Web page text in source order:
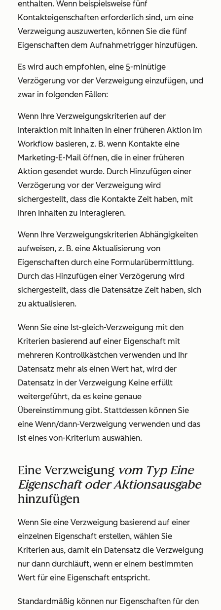
enthalten. Wenn beispielsweise fünf
Kontakteigenschaften erforderlich sind, um eine
Verzweigung auszuwerten, können Sie die fünf
Eigenschaften dem Aufnahmetrigger hinzufügen.
Es wird auch empfohlen, eine 5-minütige
Verzögerung vor der Verzweigung einzufügen, und
zwar in folgenden Fällen:
Wenn Ihre Verzweigungskriterien auf der
Interaktion mit Inhalten in einer früheren Aktion im
Workflow basieren, z. B. wenn Kontakte eine
Marketing-E-Mail öffnen, die in einer früheren
Aktion gesendet wurde. Durch Hinzufügen einer
Verzögerung vor der Verzweigung wird
sichergestellt, dass die Kontakte Zeit haben, mit
Ihren Inhalten zu interagieren.
Wenn Ihre Verzweigungskriterien Abhängigkeiten
aufweisen, z. B. eine Aktualisierung von
Eigenschaften durch eine Formularübermittlung.
Durch das Hinzufügen einer Verzögerung wird
sichergestellt, dass die Datensätze Zeit haben, sich
zu aktualisieren.
Wenn Sie eine Ist-gleich-Verzweigung mit den
Kriterien basierend auf einer Eigenschaft mit
mehreren Kontrollkästchen verwenden und Ihr
Datensatz mehr als einen Wert hat, wird der
Datensatz in der Verzweigung Keine erfüllt
weitergeführt, da es keine genaue
Übereinstimmung gibt. Stattdessen können Sie
eine Wenn/dann-Verzweigung verwenden und das
ist eines von-Kriterium auswählen.
Eine Verzweigung vom Typ Eine
Eigenschaft oder Aktionsausgabe
hinzufügen
Wenn Sie eine Verzweigung basierend auf einer
einzelnen Eigenschaft erstellen, wählen Sie
Kriterien aus, damit ein Datensatz die Verzweigung
nur dann durchläuft, wenn er einem bestimmten
Wert für eine Eigenschaft entspricht.
Standardmäßig können nur Eigenschaften für den